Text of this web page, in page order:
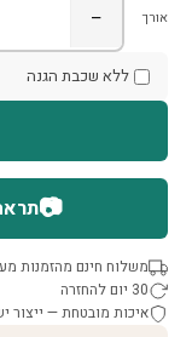
אורך −
ללא שכבת הגנה
📷
משלוח חינם מהזמנות מעל
30 יום להחזרה
איכות מובטחת — ייצור